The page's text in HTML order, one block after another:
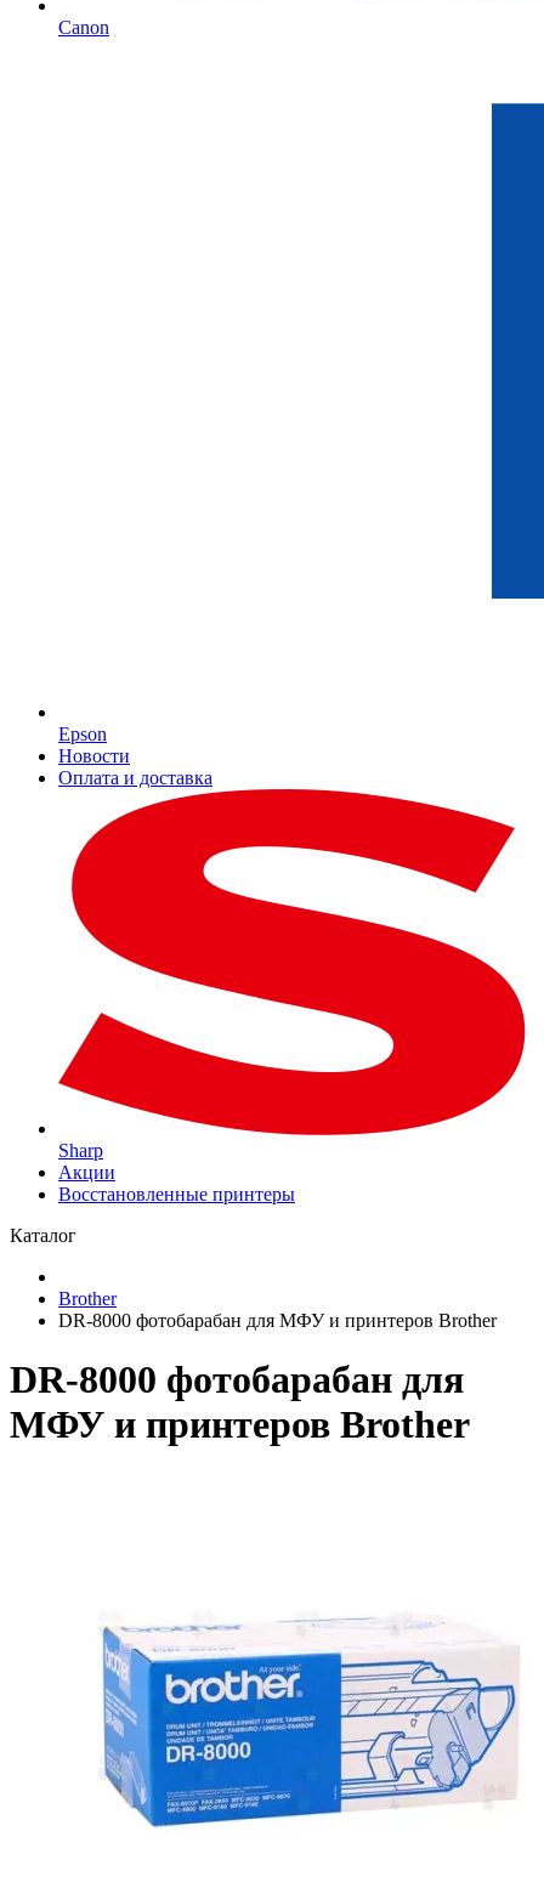
Canon
Epson
Новости
Оплата и доставка
Sharp
Акции
Восстановленные принтеры
Каталог
Brother
DR-8000 фотобарабан для МФУ и принтеров Brother
DR-8000 фотобарабан для
МФУ и принтеров Brother